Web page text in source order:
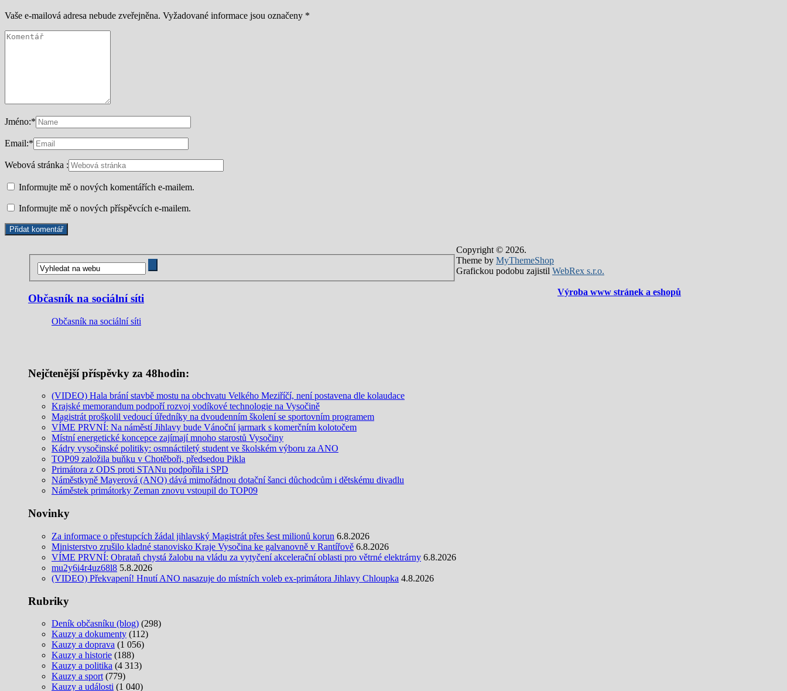
Vaše e-mailová adresa nebude zveřejněna. Vyžadované informace jsou označeny *
Jméno:*
Email:*
Webová stránka :
Informujte mě o nových komentářích e-mailem.
Informujte mě o nových příspěvcích e-mailem.
Občasník na sociální síti
Občasník na sociální síti
Nejčtenější příspěvky za 48hodin:
(VIDEO) Hala brání stavbě mostu na obchvatu Velkého Meziříčí, není postavena dle kolaudace
Krajské memorandum podpoří rozvoj vodíkové technologie na Vysočině
Magistrát proškolil vedoucí úředníky na dvoudenním školení se sportovním programem
VÍME PRVNÍ: Na náměstí Jihlavy bude Vánoční jarmark s komerčním kolotočem
Místní energetické koncepce zajímají mnoho starostů Vysočiny
Kádry vysočinské politiky: osmnáctiletý student ve školském výboru za ANO
TOP09 založila buňku v Chotěboři, předsedou Pikla
Primátora z ODS proti STANu podpořila i SPD
Náměstkyně Mayerová (ANO) dává mimořádnou dotační šanci důchodcům i dětskému divadlu
Náměstek primátorky Zeman znovu vstoupil do TOP09
Novinky
Za informace o přestupcích žádal jihlavský Magistrát přes šest milionů korun 6.8.2026
Ministerstvo zrušilo kladné stanovisko Kraje Vysočina ke galvanovně v Rantířově 6.8.2026
VÍME PRVNÍ: Obrataň chystá žalobu na vládu za vytyčení akcelerační oblasti pro větrné elektrárny 6.8.2026
mu2y6i4r4uz68l8 5.8.2026
(VIDEO) Překvapení! Hnutí ANO nasazuje do místních voleb ex-primátora Jihlavy Chloupka 4.8.2026
Rubriky
Deník občasníku (blog) (298)
Kauzy a dokumenty (112)
Kauzy a doprava (1 056)
Kauzy a historie (188)
Kauzy a politika (4 313)
Kauzy a sport (779)
Kauzy a události (1 040)
Copyright © 2026.
Theme by MyThemeShop
Grafickou podobu zajistil WebRex s.r.o.
Výroba www stránek a eshopů